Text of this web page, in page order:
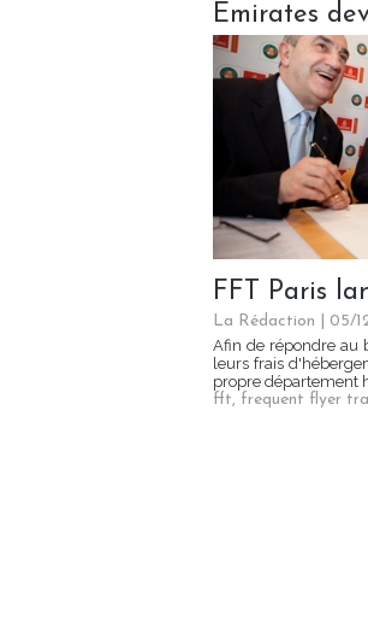
Emirates
FFT Paris
La Rédaction | 05/
Afin de répondre au
leurs frais
propre département
fft, frequent flyer